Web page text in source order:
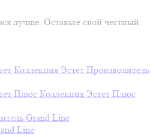
лучше. Оставьте свой честный
Коллекция Эстет Производитель
Плюс Коллекция Эстет Плюс
Grand Line
Line